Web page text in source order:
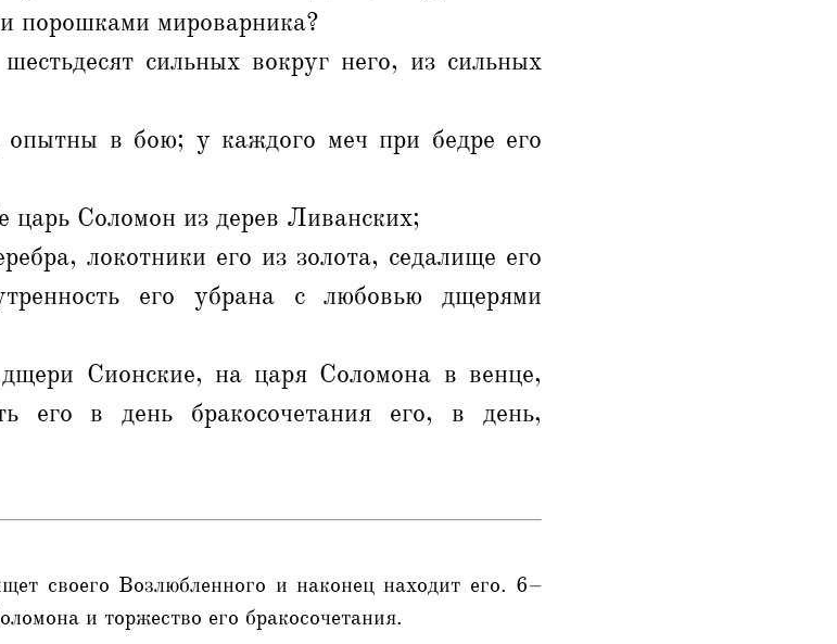
порошками мироварника?
сильных вокруг него, из сильных
в бою; у каждого меч при бедре его
царь Соломон из дерев Ливанских;
локотники его из золота, седалище его
его убрана с любовью дщерями
Сионские, на царя Соломона в венце,
его в день бракосочетания его, в день,
своего Возлюбленного и наконец находит его. 6–
и торжество его бракосочетания.